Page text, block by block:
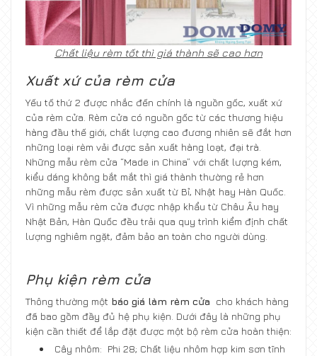
Chất liệu rèm tốt thì giá thành sẽ cao hơn
Xuất xứ của rèm cửa
Yếu tố thứ 2 được nhắc đến chính là nguồn gốc, xuất xứ
của rèm cửa. Rèm cửa có nguồn gốc từ các thương hiệu
hàng đầu thế giới, chất lượng cao đương nhiên sẽ đắt hơn
những loại rèm vải được sản xuất hàng loạt, đại trà.
Những mẫu rèm cửa “Made in China” với chất lượng kém,
kiểu dáng không bắt mắt thì giá thành thường rẻ hơn
những mẫu rèm được sản xuất từ Bỉ, Nhật hay Hàn Quốc.
Vì những mẫu rèm cửa được nhập khẩu từ Châu Âu hay
Nhật Bản, Hàn Quốc đều trải qua quy trình kiểm định chất
lượng nghiêm ngặt, đảm bảo an toàn cho người dùng.
Phụ kiện rèm cửa
Thông thường một báo giá làm rèm cửa cho khách hàng
đã bao gồm đầy đủ hệ phụ kiện. Dưới đây là những phụ
kiện cần thiết để lắp đặt được một bộ rèm cửa hoàn thiện:
Cây nhôm: Phi 28; Chất liệu nhôm hợp kim sơn tĩnh